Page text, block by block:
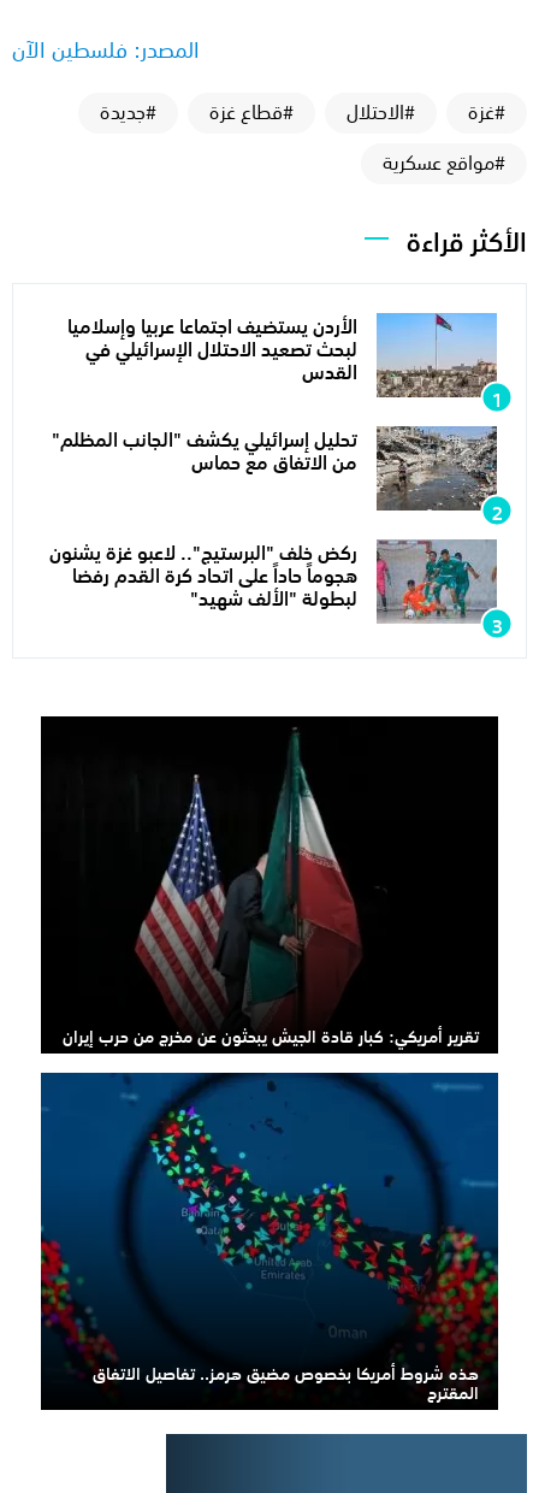
المصدر: فلسطين الآن
#غزة #الاحتلال #قطاع غزة
#جديدة
#مواقع عسكرية
الأكثر قراءة
الأردن يستضيف اجتماعا عربيا وإسلاميا
لبحث تصعيد الاحتلال الإسرائيلي في
القدس
تحليل إسرائيلي يكشف "الجانب المظلم"
من الاتفاق مع حماس
ركض خلف "البرستيج".. لاعبو غزة يشنون
هجوماً حاداً على اتحاد كرة القدم رفضا
لبطولة "الألف شهيد"
تقرير أمريكي: كبار قادة الجيش يبحثون عن مخرج من حرب إيران
هذه شروط أمريكا بخصوص مضيق هرمز.. تفاصيل الاتفاق
المقترح